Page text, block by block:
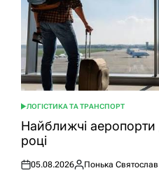
ОПУБЛІКУВАТИ
У
ЛОГІСТИКА ТА ТРАНСПОРТ
Найближчі
році
Оприлюднено
05.08.2026
Опубліковано
Понька Святослав